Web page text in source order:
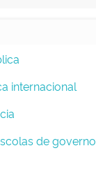
internacional
de governo